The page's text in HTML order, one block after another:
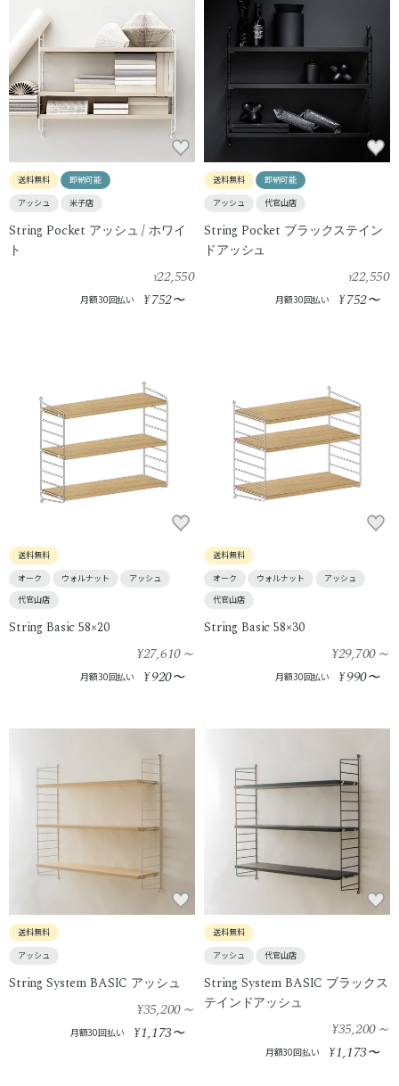
送料無料
即納可能
アッシュ
米子店
String Pocket アッシュ / ホワイ
ト
¥22,550
月額30回払い ¥752〜
送料無料
即納可能
アッシュ
代官山店
String Pocket ブラックステイン
ドアッシュ
¥22,550
月額30回払い ¥752〜
送料無料
オーク
ウォルナット
アッシュ
代官山店
String Basic 58×20
¥27,610～
月額30回払い ¥920〜
送料無料
オーク
ウォルナット
アッシュ
代官山店
String Basic 58×30
¥29,700～
月額30回払い ¥990〜
送料無料
アッシュ
String System BASIC アッシュ
¥35,200～
月額30回払い ¥1,173〜
送料無料
アッシュ
代官山店
String System BASIC ブラックス
テインドアッシュ
¥35,200～
月額30回払い ¥1,173〜